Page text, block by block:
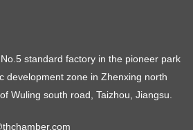
standard factory in the pioneer park
development zone in Zhenxing north
Wuling south road, Taizhou, Jiangsu.